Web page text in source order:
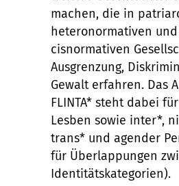
machen, die in
heteronormativen und
cisnormativen
Ausgrenzung,
Gewalt erfahren. Das
FLINTA* steht dabei
Lesben sowie inter*,
trans* und agender
für Überlappungen
Identitätskategorien).